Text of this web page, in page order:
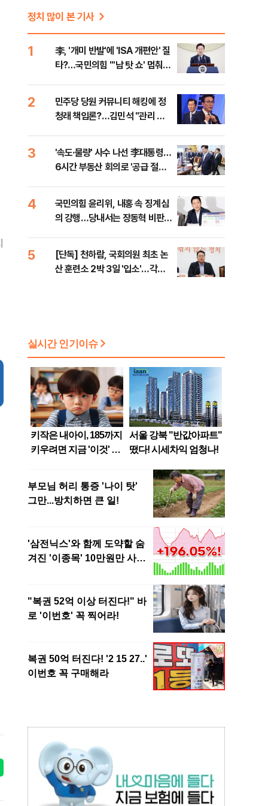
정치 많이 본 기사
1
李, '개미 반발'에 'ISA 개편안' 질
타?…국민의힘 "'남 탓 쇼' 멈춰
2
민주당 당원 커뮤니티 해킹에 정
청래 책임론?…김민석 "관리 무
3
'속도·물량' 사수 나선 李대통령…
6시간 부동산 회의로 '공급 절벽'
4
국민의힘 윤리위, 내홍 속 징계심
의 강행…당내서는 장동혁 비판
5
[단독] 천하람, 국회의원 최초 논
산 훈련소 2박 3일 '입소'…각개